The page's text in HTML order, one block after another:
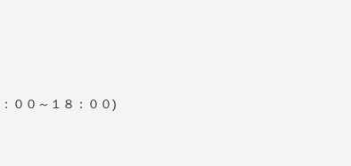
００～１８：００)